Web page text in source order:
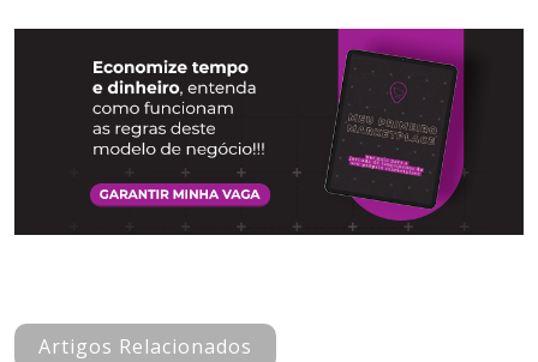
Artigos Relacionados